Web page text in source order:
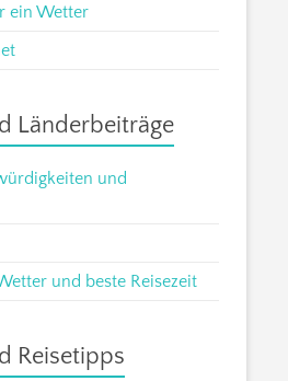
ein Wetter
Länderbeiträge
und
und beste Reisezeit
Reisetipps